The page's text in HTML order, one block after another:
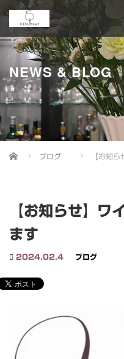
NEWS & BLOG
Home ブログ 【お知
【お知らせ】ワ
ます
2024.02.4 ブログ